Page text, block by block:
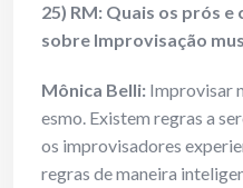
25) RM: Quais os prós
sobre Improvisação
Mônica Belli: Improvisar
esmo. Existem regras a
os improvisadores
regras de maneira